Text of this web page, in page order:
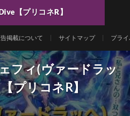
【プリコネR】
告掲載について サイトマップ プラ
フィ(ヴァードラッ
プリコネR】